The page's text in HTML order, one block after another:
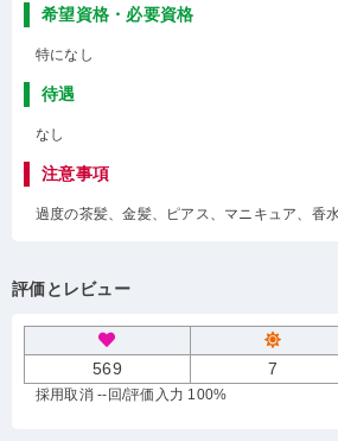
希望資格・必要資格
特になし
待遇
なし
注意事項
過度の茶髪、金髪、ピアス、マニキュア、香
評価とレビュー
569 7
採用取消 --回/評価入力 100%